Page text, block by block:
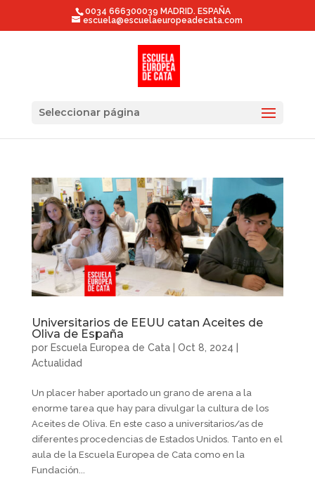
0034 666300039 MADRID. ESPAÑA
escuela@escuelaeuropeadecata.com
Seleccionar página
Universitarios de EEUU catan Aceites de
Oliva de España
por Escuela Europea de Cata| Oct 8, 2024
Actualidad
Un placer haber aportado un grano de arena a la
enorme tarea que hay para divulgar la cultura de los
Aceites de Oliva. En este caso a universitarios/as de
diferentes procedencias de Estados Unidos. Tanto en el
aula de la Escuela Europea de Cata como en la
Fundación...